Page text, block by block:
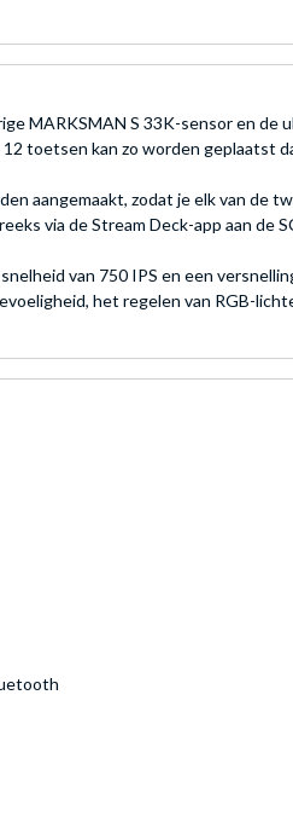
MARKSMAN S 33K-sensor en de
toetsen kan zo worden geplaatst
aangemaakt, zodat je elk van
via de Stream Deck-app aan de
van 750 IPS en een
het regelen van RGB-